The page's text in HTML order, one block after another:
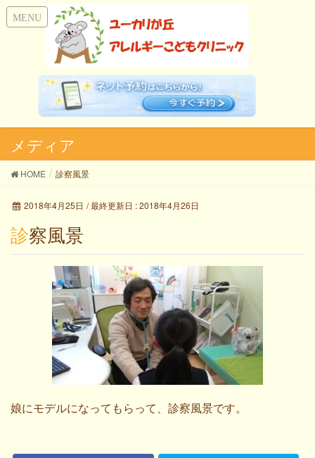
メディア
HOME 診察風景
2018年4月25日 / 最終更新日 :2018年4月26日
診察風景
娘にモデルになってもらって、診察風景です。